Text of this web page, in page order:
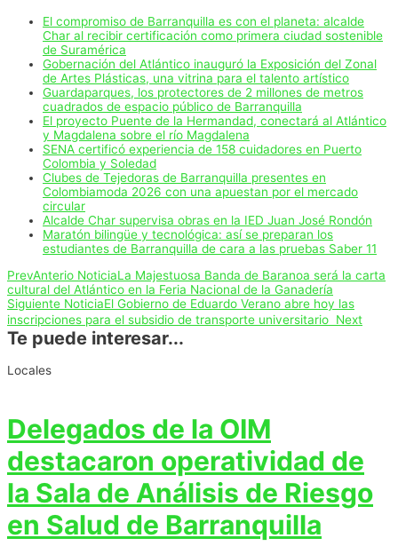
El compromiso de Barranquilla es con el planeta: alcalde
Char al recibir certificación como primera ciudad sostenible
de Suramérica
Gobernación del Atlántico inauguró la Exposición del Zonal
de Artes Plásticas, una vitrina para el talento artístico
Guardaparques, los protectores de 2 millones de metros
cuadrados de espacio público de Barranquilla
El proyecto Puente de la Hermandad, conectará al Atlántico
y Magdalena sobre el río Magdalena
SENA certificó experiencia de 158 cuidadores en Puerto
Colombia y Soledad
Clubes de Tejedoras de Barranquilla presentes en
Colombiamoda 2026 con una apuestan por el mercado
circular
Alcalde Char supervisa obras en la IED Juan José Rondón
Maratón bilingüe y tecnológica: así se preparan los
estudiantes de Barranquilla de cara a las pruebas Saber 11
PrevAnterio NoticiaLa Majestuosa Banda de Baranoa será la carta
cultural del Atlántico en la Feria Nacional de la Ganadería
Siguiente NoticiaEl Gobierno de Eduardo Verano abre hoy las
inscripciones para el subsidio de transporte universitario Next
Te puede interesar...
Locales
Delegados de la OIM
destacaron operatividad de
la Sala de Análisis de Riesgo
en Salud de Barranquilla